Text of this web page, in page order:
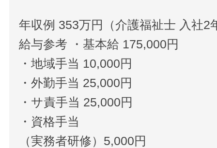
年収例 353万円（介護福祉士 入社2
給与参考 ・基本給 175,000円
・地域手当 10,000円
・外勤手当 25,000円
・サ責手当 25,000円
・資格手当
（実務者研修）5,000円